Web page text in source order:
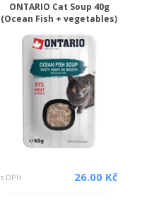
ONTARIO Cat Soup 40g
(Ocean Fish + vegetables)
s DPH 26.00 Kč